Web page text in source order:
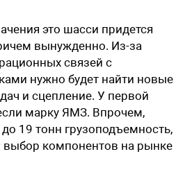
это шасси придется
вынужденно. Из-за
связей с
нужно будет найти новые
и сцепление. У первой
марку ЯМЗ. Впрочем,
19 тонн грузоподъемность,
выбор компонентов на рынке